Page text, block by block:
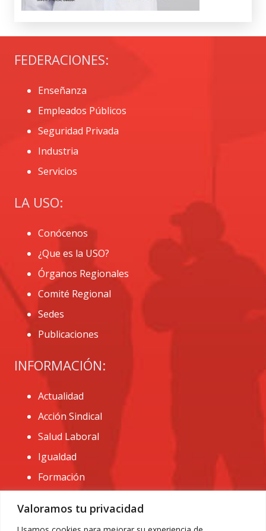
Valoramos tu privacidad
FEDERACIONES:
Enseñanza
Empleados Públicos
Seguridad Privada
Industria
Servicios
LA USO:
Conócenos
¿Que es la USO?
Órganos Regionales
Comité Regional
Sedes
Publicaciones
INFORMACIÓN:
Actualidad
Acción Sindical
Salud Laboral
Igualdad
Formación
CONTACTO:
administracion@usomurcia.org